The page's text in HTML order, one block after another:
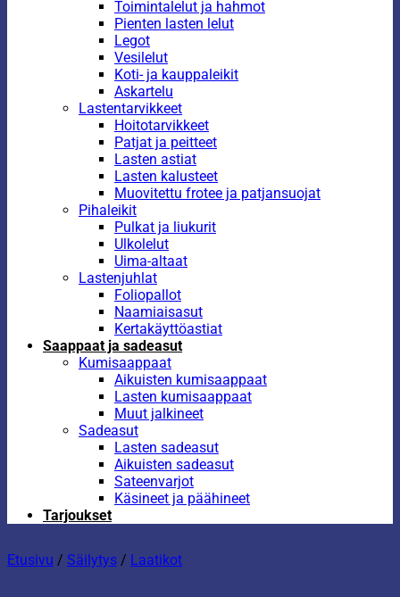
Toimintalelut ja hahmot
Pienten lasten lelut
Legot
Vesilelut
Koti- ja kauppaleikit
Askartelu
Lastentarvikkeet
Hoitotarvikkeet
Patjat ja peitteet
Lasten astiat
Lasten kalusteet
Muovitettu frotee ja patjansuojat
Pihaleikit
Pulkat ja liukurit
Ulkolelut
Uima-altaat
Lastenjuhlat
Foliopallot
Naamiaisasut
Kertakäyttöastiat
Saappaat ja sadeasut
Kumisaappaat
Aikuisten kumisaappaat
Lasten kumisaappaat
Muut jalkineet
Sadeasut
Lasten sadeasut
Aikuisten sadeasut
Sateenvarjot
Käsineet ja päähineet
Tarjoukset
Etusivu / Säilytys / Laatikot